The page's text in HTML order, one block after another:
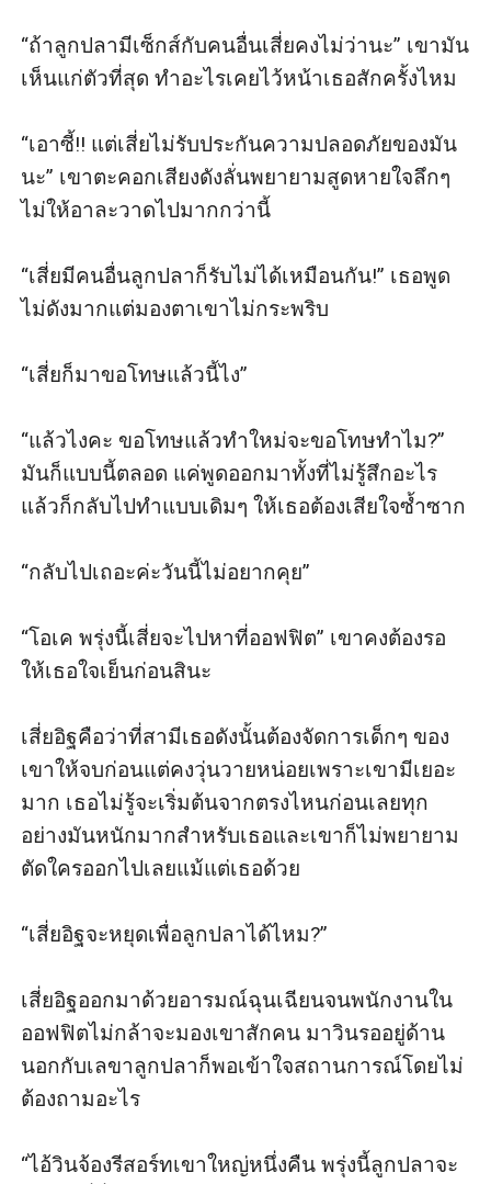
“ถ้าลูกปลามีเซ็กส์กับคนอื่นเสี่ยคงไม่ว่านะ” เขามัน
เห็นแก่ตัวที่สุด ทำอะไรเคยไว้หน้าเธอสักครั้งไหม
“เอาซี้!! แต่เสี่ยไม่รับประกันความปลอดภัยของมัน
นะ” เขาตะคอกเสียงดังลั่นพยายามสูดหายใจลึกๆ
ไม่ให้อาละวาดไปมากกว่านี้
“เสี่ยมีคนอื่นลูกปลาก็รับไม่ได้เหมือนกัน!” เธอพูด
ไม่ดังมากแต่มองตาเขาไม่กระพริบ
“เสี่ยก็มาขอโทษแล้วนี้ไง”
“แล้วไงคะ ขอโทษแล้วทำใหม่จะขอโทษทำไม?”
มันก็แบบนี้ตลอด แค่พูดออกมาทั้งที่ไม่รู้สึกอะไร
แล้วก็กลับไปทำแบบเดิมๆ ให้เธอต้องเสียใจซ้ำซาก
“กลับไปเถอะค่ะวันนี้ไม่อยากคุย”
“โอเค พรุ่งนี้เสี่ยจะไปหาที่ออฟฟิต” เขาคงต้องรอ
ให้เธอใจเย็นก่อนสินะ
เสี่ยอิฐคือว่าที่สามีเธอดังนั้นต้องจัดการเด็กๆ ของ
เขาให้จบก่อนแต่คงวุ่นวายหน่อยเพราะเขามีเยอะ
มาก เธอไม่รู้จะเริ่มต้นจากตรงไหนก่อนเลยทุก
อย่างมันหนักมากสำหรับเธอและเขาก็ไม่พยายาม
ตัดใครออกไปเลยแม้แต่เธอด้วย
“เสี่ยอิฐจะหยุดเพื่อลูกปลาได้ไหม?”
เสี่ยอิฐออกมาด้วยอารมณ์ฉุนเฉียนจนพนักงานใน
ออฟฟิตไม่กล้าจะมองเขาสักคน มาวินรออยู่ด้าน
นอกกับเลขาลูกปลาก็พอเข้าใจสถานการณ์โดยไม่
ต้องถามอะไร
“ไอ้วินจ้องรีสอร์ทเขาใหญ่หนึ่งคืน พรุ่งนี้ลูกปลาจะ